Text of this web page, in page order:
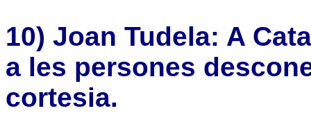
10) Joan Tudela: A
a les persones
cortesia.